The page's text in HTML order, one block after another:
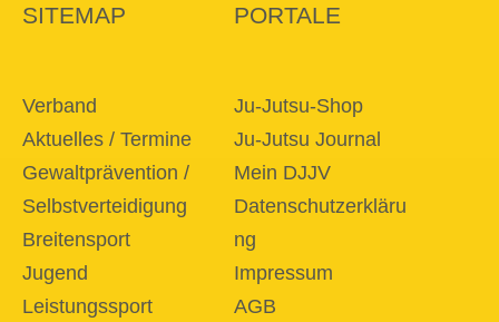
SITEMAP
Verband
Aktuelles / Termine
Gewaltprävention /
Selbstverteidigung
Breitensport
Jugend
Leistungssport
PORTALE
Ju-Jutsu-Shop
Ju-Jutsu Journal
Mein DJJV
Datenschutzerkläru
ng
Impressum
AGB